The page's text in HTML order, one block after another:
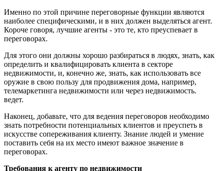
Именно по этой причине переговорные функции являются
наиболее специфическими, и в них должен выделяться агент.
Короче говоря, лучшие агенты - это те, кто преуспевает в
переговорах.
Для этого они должны хорошо разбираться в людях, знать, как
определить и квалифицировать клиента в секторе
недвижимости, и, конечно же, знать, как использовать все
оружие в свою пользу для продвижения дома, например,
телемаркетинга недвижимости или через недвижимость.
ведет.
Наконец, добавьте, что для ведения переговоров необходимо
знать потребности потенциальных клиентов и преуспеть в
искусстве сопереживания клиенту. Знание людей и умение
поставить себя на их место имеют важное значение в
переговорах.
Требования к агенту по недвижимости